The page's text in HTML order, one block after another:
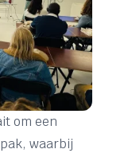
om een
waarbij